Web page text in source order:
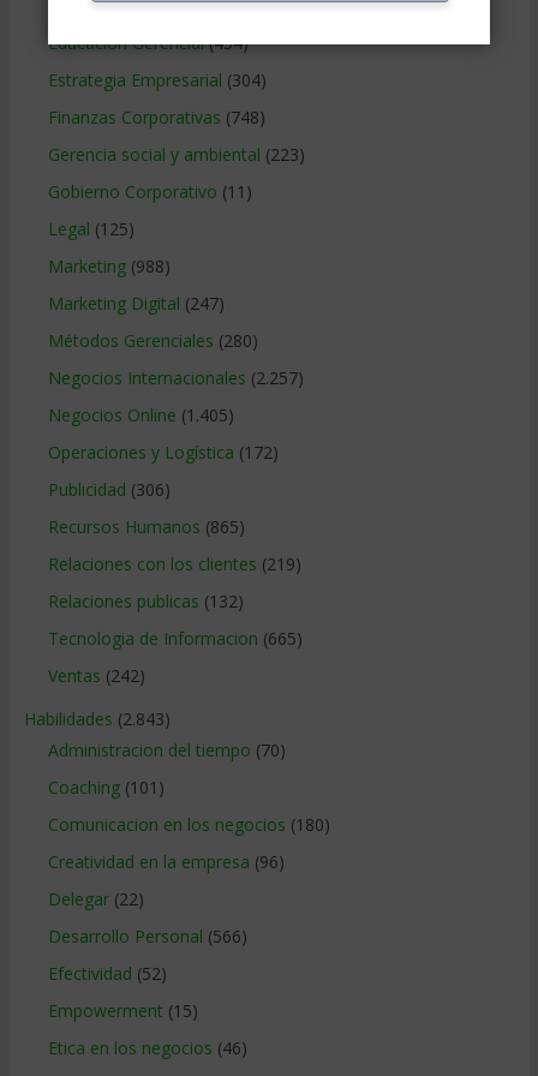
Contabilidad(466)
Educacion Gerencial(454)
Estrategia Empresarial (304)
Finanzas Corporativas (748)
Gerencia social y ambiental (223)
Gobierno Corporativo (11)
Legal (125)
Marketing(988)
Marketing Digital (247)
Métodos Gerenciales (280)
Negocios Internacionales (2.257)
Negocios Online (1.405)
Operaciones y Logística (172)
Publicidad (306)
Recursos Humanos (865)
Relaciones con los clientes (219)
Relaciones publicas (132)
Tecnologia de Informacion (665)
Ventas (242)
Habilidades (2.843)
Administracion del tiempo (70)
Coaching(101)
Comunicacion en los negocios (180)
Creatividad en la empresa (96)
Delegar(22)
Desarrollo Personal (566)
Efectividad (52)
Empowerment (15)
Etica en los negocios (46)